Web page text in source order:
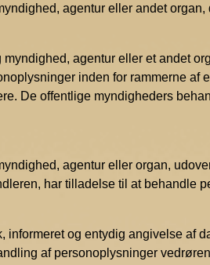
agentur eller andet
agentur eller et andet
inden for rammerne
De offentlige myndigheders
agentur eller organ,
har tilladelse til at behandle
informeret og entydig angivelse
af personoplysninger